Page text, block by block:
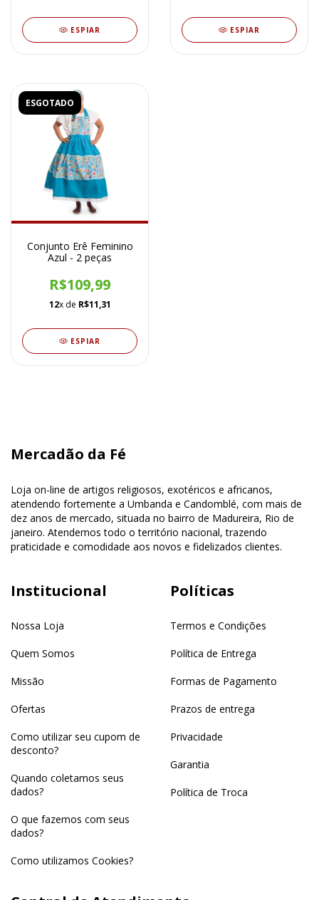
ESPIAR ESPIAR
ESGOTADO
Conjunto Erê Feminino
Azul - 2 peças
R$109,99
12x de R$11,31
ESPIAR
Mercadão da Fé
Loja on-line de artigos religiosos, exotéricos e africanos,
atendendo fortemente a Umbanda e Candomblé, com mais de
dez anos de mercado, situada no bairro de Madureira, Rio de
janeiro. Atendemos todo o território nacional, trazendo
praticidade e comodidade aos novos e fidelizados clientes.
Institucional
Nossa Loja
Quem Somos
Missão
Ofertas
Como utilizar seu cupom de
desconto?
Quando coletamos seus
dados?
O que fazemos com seus
dados?
Como utilizamos Cookies?
Políticas
Termos e Condições
Política de Entrega
Formas de Pagamento
Prazos de entrega
Privacidade
Garantia
Política de Troca